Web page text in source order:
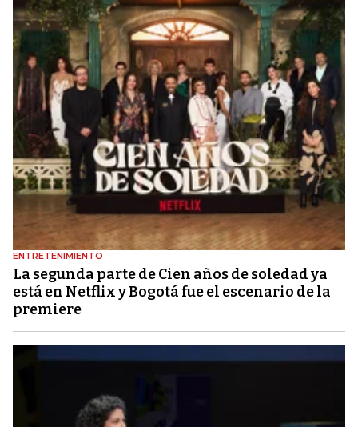
ENTRETENIMIENTO
La segunda parte de Cien años de soledad ya
está en Netflix y Bogotá fue el escenario de la
premiere